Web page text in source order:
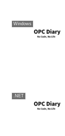
Windows
.NET